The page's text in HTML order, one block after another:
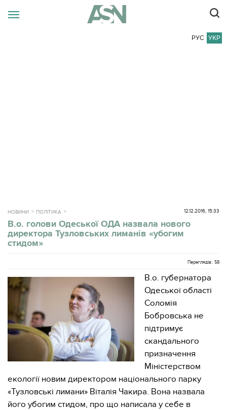
РУС УКР
НОВИНИ ПОЛІТИКА 12.12.2016, 15:33
В.о. голови Одеської ОДА назвала нового
директора Тузловських лиманів «убогим
стидом»
Переглядів: 58
В.о. губернатора
Одеської області
Соломія
Бобровська не
підтримує
скандального
призначення
Міністерством
екології новим директором національного парку
«Тузловські лимани» Віталія Чакира. Вона назвала
його убогим стидом, про що написала у себе в